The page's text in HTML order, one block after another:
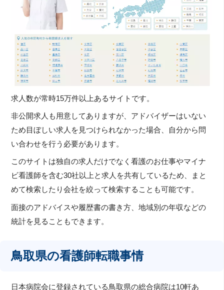
求人数が常時15万件以上あるサイトです。
非公開求人も用意してありますが、アドバイザーはいない
ため目ぼしい求人を見つけられなかった場合、自分から問
い合わせを行う必要があります。
このサイトは独自の求人だけでなく看護のお仕事やマイナ
ビ看護師を含む30社以上と求人を共有しているため、まと
めて検索したり会社を絞って検索することも可能です。
面接のアドバイスや履歴書の書き方、地域別の年収などの
統計を見ることもできます。
鳥取県の看護師転職事情
日本病院会に登録されている鳥取県の総合病院は10軒あ